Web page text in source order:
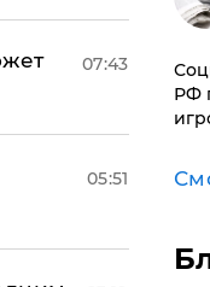
07:43
05:51
РФ